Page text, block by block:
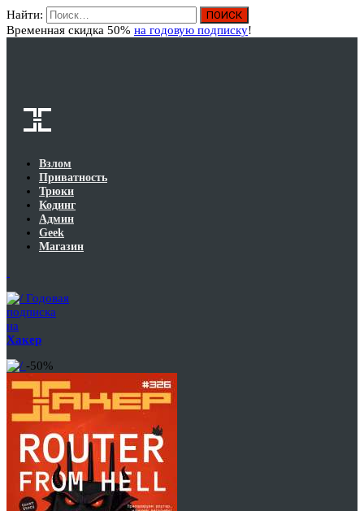
Найти:
Временная скидка 50% на годовую подписку!
Взлом
Приватность
Трюки
Кодинг
Админ
Geek
Магазин
Годовая
подписка
на
Хакер
-50%